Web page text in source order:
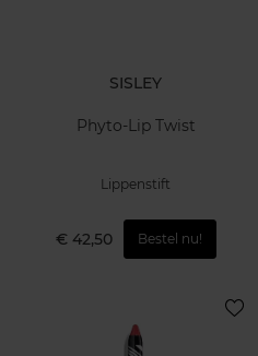
SISLEY
Phyto-Lip Twist
Lippenstift
€ 42,50 Bestel nu!